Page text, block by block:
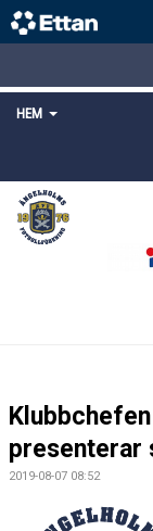
HEM
STARTSIDA
NYHETER
MEDLEMS OCH
presenterar
2019-08-07 08:52